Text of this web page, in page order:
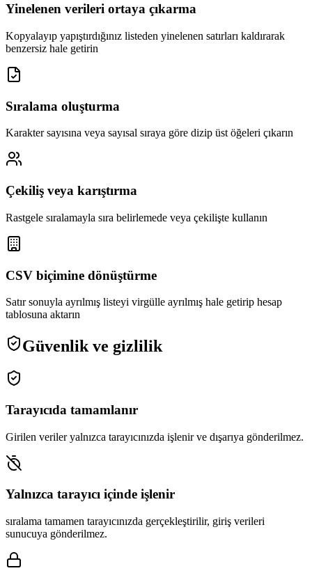
Yinelenen verileri ortaya çıkarma
Kopyalayıp yapıştırdığınız listeden yinelenen satırları kaldırarak
benzersiz hale getirin
Sıralama oluşturma
Karakter sayısına veya sayısal sıraya göre dizip üst öğeleri çıkarın
Çekiliş veya karıştırma
Rastgele sıralamayla sıra belirlemede veya çekilişte kullanın
CSV biçimine dönüştürme
Satır sonuyla ayrılmış listeyi virgülle ayrılmış hale getirip hesap
tablosuna aktarın
Güvenlik ve gizlilik
Tarayıcıda tamamlanır
Girilen veriler yalnızca tarayıcınızda işlenir ve dışarıya gönderilmez.
Yalnızca tarayıcı içinde işlenir
sıralama tamamen tarayıcınızda gerçekleştirilir, giriş verileri
sunucuya gönderilmez.